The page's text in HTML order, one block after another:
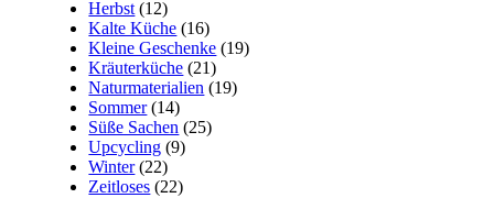
Herbst (12)
Kalte Küche (16)
Kleine Geschenke (19)
Kräuterküche (21)
Naturmaterialien (19)
Sommer(14)
Süße Sachen (25)
Upcycling (9)
Winter(22)
Zeitloses (22)